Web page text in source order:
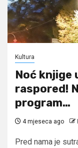
Kultura
Noć knjige
raspored!
program…
4 mjeseca ago
Pred nama je